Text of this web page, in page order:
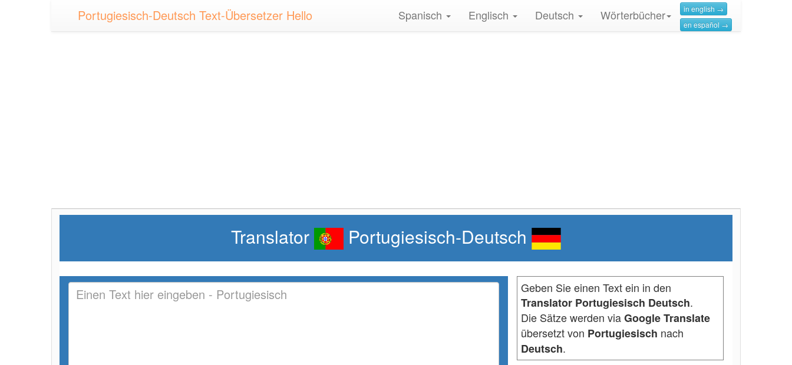
Portugiesisch-Deutsch Text-Übersetzer Hello
in english →
en español →
Wörterbücher
Deutsch
Englisch
Spanisch
Translator Portugiesisch-Deutsch
Geben Sie einen Text ein in den
Translator Portugiesisch Deutsch.
Die Sätze werden viaGoogle Translate
übersetzt von Portugiesisch nach
Deutsch.